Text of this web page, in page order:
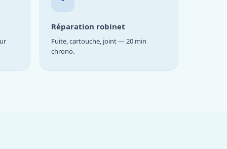
Réparation robinet
Fuite, cartouche, joint — 20 min
chrono.